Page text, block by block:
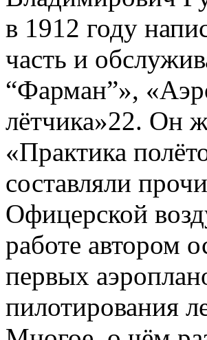
в 1912 году
часть и
“Фарман”»,
лётчика»22. Он
«Практика
составляли
Офицерской
работе автором
первых
пилотирования